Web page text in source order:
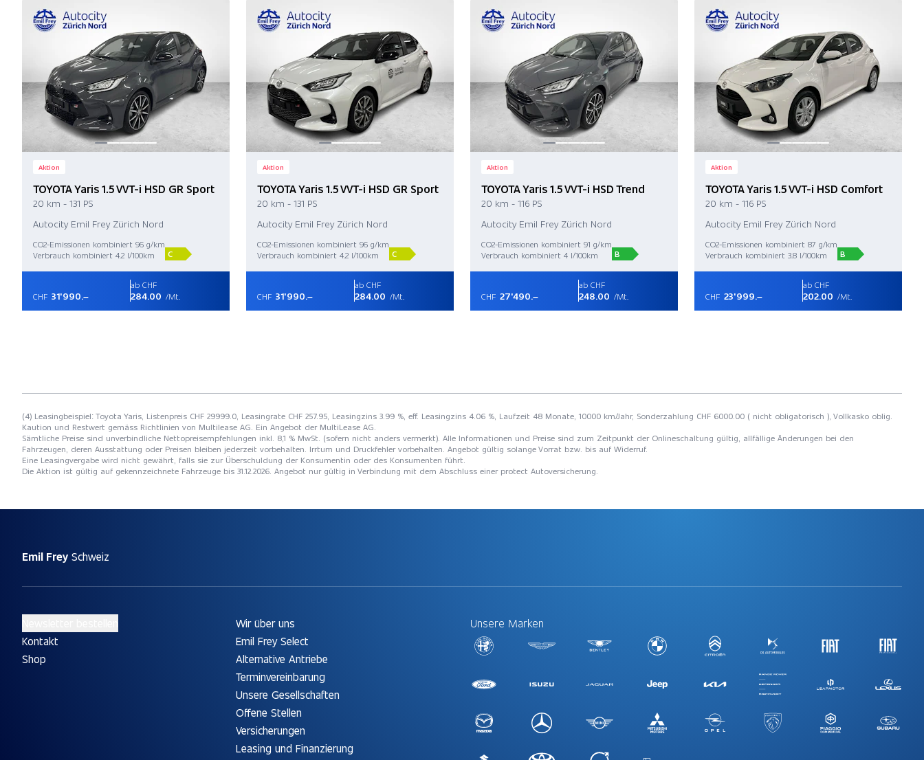
Aktion
TOYOTA Yaris 1.5 VVT-i HSD GR Sport
20 km - 131 PS
Autocity Emil Frey Zürich Nord
CO2-Emissionen kombiniert 96 g/km
Verbrauch kombiniert 4.2 l/100km
C
CHF 31'990.–
ab CHF
284.00 /Mt.
Aktion
TOYOTA Yaris 1.5 VVT-i HSD GR Sport
20 km - 131 PS
Autocity Emil Frey Zürich Nord
CO2-Emissionen kombiniert 96 g/km
Verbrauch kombiniert 4.2 l/100km
C
CHF 31'990.–
ab CHF
284.00 /Mt.
Aktion
TOYOTA Yaris 1.5 VVT-i HSD Trend
20 km - 116 PS
Autocity Emil Frey Zürich Nord
CO2-Emissionen kombiniert 91 g/km
Verbrauch kombiniert 4 l/100km
B
CHF 27'490.–
ab CHF
248.00 /Mt.
Aktion
TOYOTA Yaris 1.5 VVT-i HSD Comfort
20 km - 116 PS
Autocity Emil Frey Zürich Nord
CO2-Emissionen kombiniert 87 g/km
Verbrauch kombiniert 3.8 l/100km
B
CHF 23'999.–
ab CHF
202.00 /Mt.
(4) Leasingbeispiel: Toyota Yaris, Listenpreis CHF 29999.0, Leasingrate CHF 257.95, Leasingzins 3.99 %, eff. Leasingzins 4.06 %, Laufzeit 48 Monate, 10000 km/Jahr, Sonderzahlung CHF 6000.00 ( nicht obligatorisch ), Vollkasko oblig.
Kaution und Restwert gemäss Richtlinien von Multilease AG. Ein Angebot der MultiLease AG.
Sämtliche Preise sind unverbindliche Nettopreisempfehlungen inkl. 8,1 % MwSt. (sofern nicht anders vermerkt). Alle Informationen und Preise sind zum Zeitpunkt der Onlineschaltung gültig, allfällige Änderungen bei den
Fahrzeugen, deren Ausstattung oder Preisen bleiben jederzeit vorbehalten. Irrtum und Druckfehler vorbehalten. Angebot gültig solange Vorrat bzw. bis auf Widerruf.
Eine Leasingvergabe wird nicht gewährt, falls sie zur Überschuldung der Konsumentin oder des Konsumenten führt.
Die Aktion ist gültig auf gekennzeichnete Fahrzeuge bis 31.12.2026. Angebot nur gültig in Verbindung mit dem Abschluss einer protect Autoversicherung.
Emil Frey Schweiz
Kontakt
Shop
Wir über uns
Emil Frey Select
Alternative Antriebe
Terminvereinbarung
Unsere Gesellschaften
Offene Stellen
Versicherungen
Leasing und Finanzierung
Unsere Marken